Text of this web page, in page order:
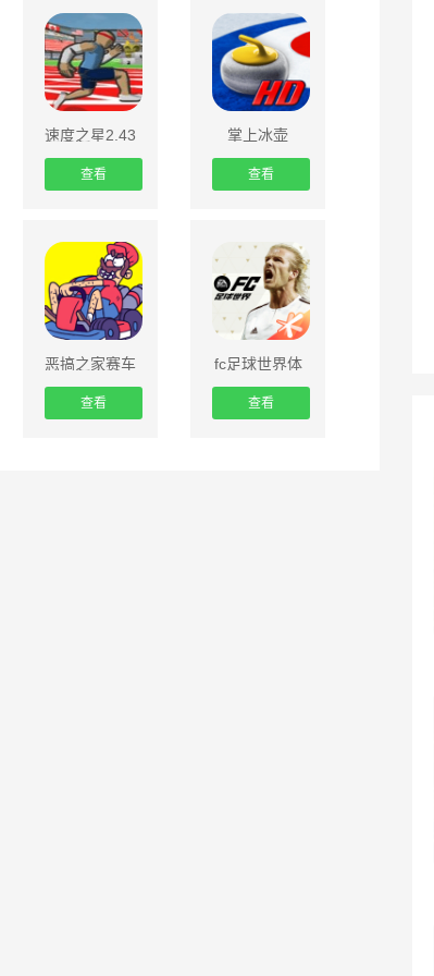
速度之星2.43
雄)
查看
掌上冰壶
查看
恶搞之家赛车
查看
fc足球世界体
查看